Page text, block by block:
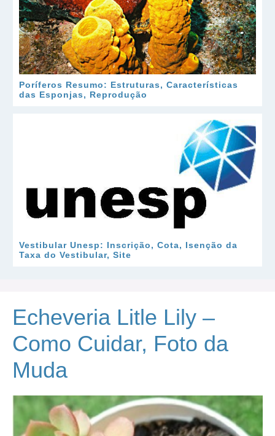
Poríferos Resumo: Estruturas, Características
das Esponjas, Reprodução
Vestibular Unesp: Inscrição, Cota, Isenção da
Taxa do Vestibular, Site
Echeveria Litle Lily –
Como Cuidar, Foto da
Muda